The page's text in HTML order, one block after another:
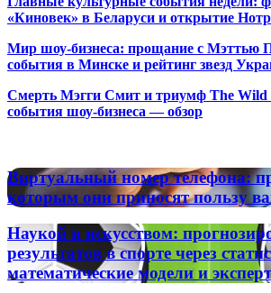
«Киновек» в Беларуси и открытие
Мир шоу-бизнеса: прощание с Мэттью
события в Минске и рейтинг звезд
Смерть Мэгги Смит и триумф The Wild
события шоу-бизнеса — обзор
Виртуальный
номер
телефона:
причины,
по
которым
они
приносят
Виртуальный номер телефона:
которым они приносят пользу
Наукой
и
искусством:
прогнозирование
Наукой и искусством:
результатов в спорте через
математические модели и